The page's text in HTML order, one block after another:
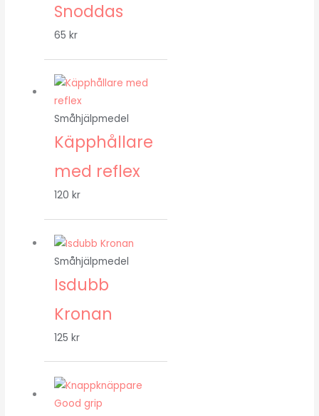
Snoddas
65 kr
Småhjälpmedel
Käpphållare
med reflex
120 kr
Småhjälpmedel
Isdubb
Kronan
125 kr